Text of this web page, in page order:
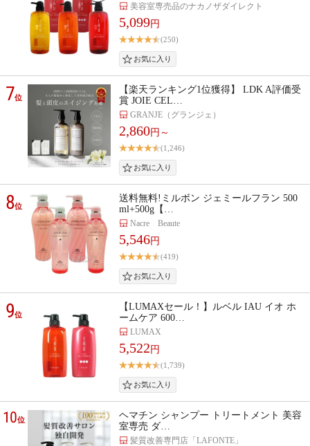
美容室専売品のナカノザダイレクト
5,099円
(250)
7位
【楽天ランキング1位獲得】 LDK A評価受
賞 JOIE CEL…
GRANJE（グランジェ）
2,860円～
(1,246)
8位
送料無料!ミルボン ジェミールフラン 500
ml+500g【…
Nacre Beaute
5,546円
(419)
9位
【LUMAXセール！】ルベル IAU イオ ホ
ームケア 600…
LUMAX
5,522 円
(1,739)
10位
ヘマチン シャンプー トリートメント 美容
室専売 ダ…
髪質改善専門店「LAFONTE」